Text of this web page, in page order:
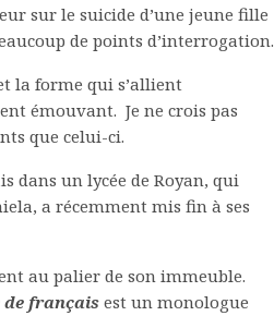
sur le suicide d’une jeune fille
de points d’interrogation.
la forme qui s’allient
émouvant. Je ne crois pas
que celui-ci.
dans un lycée de Royan, qui
a récemment mis fin à ses
au palier de son immeuble.
de français est un monologue